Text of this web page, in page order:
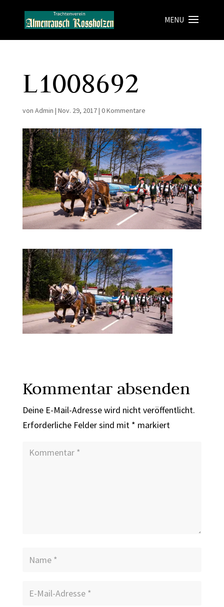
L1008692
von Admin | Nov. 29, 2017| 0 Kommentare
Kommentar absenden
Deine E-Mail-Adresse wird nicht veröffentlicht.
Erforderliche Felder sind mit * markiert